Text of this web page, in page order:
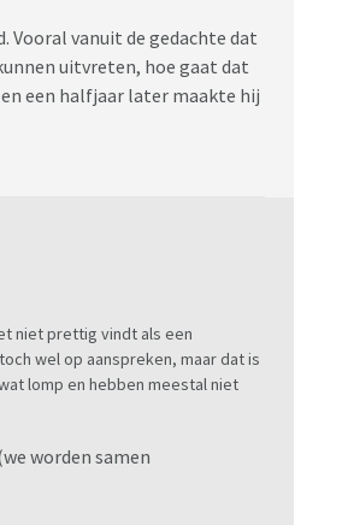
Vooral vanuit de gedachte dat
uitvreten, hoe gaat dat
een halfjaar later maakte hij
niet prettig vindt als een
wel op aanspreken, maar dat is
lomp en hebben meestal niet
worden samen